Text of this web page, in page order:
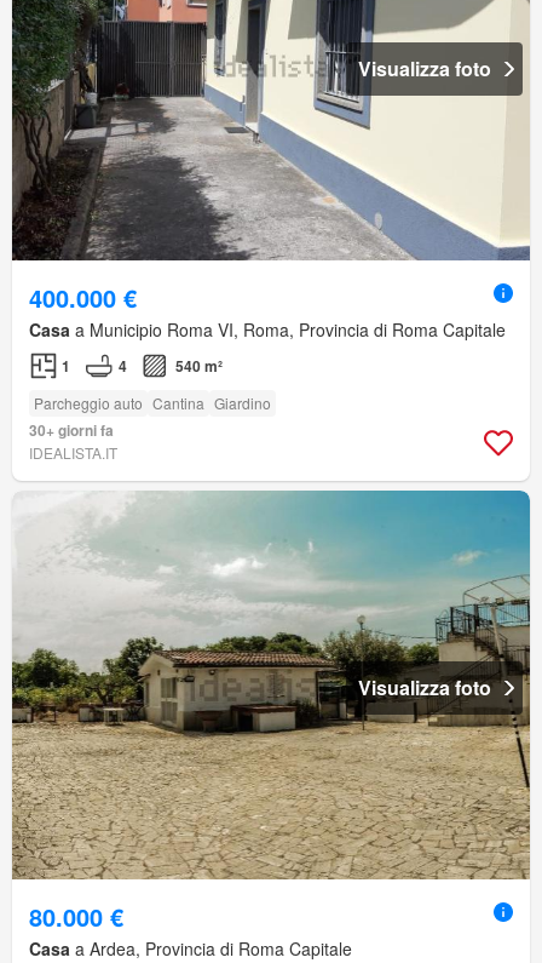
Visualizza foto
400.000 €
Casa a Municipio Roma VI, Roma, Provincia di Roma Capitale
1 4 540 m²
Parcheggio auto Cantina Giardino
30+ giorni fa
IDEALISTA.IT
Visualizza foto
80.000 €
Casa a Ardea, Provincia di Roma Capitale